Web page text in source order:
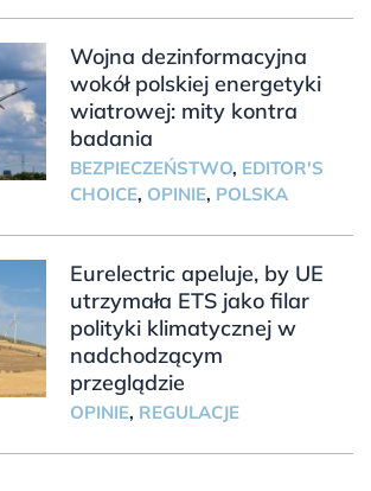
Wojna dezinformacyjna
wokół polskiej energetyki
wiatrowej: mity kontra
badania
BEZPIECZEŃSTWO, EDITOR'S
CHOICE, OPINIE, POLSKA
Eurelectric apeluje, by UE
utrzymała ETS jako filar
polityki klimatycznej w
nadchodzącym
przeglądzie
OPINIE, REGULACJE